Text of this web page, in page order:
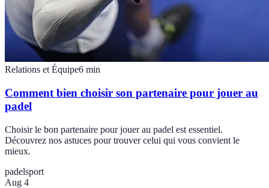
Relations et Équipe6 min
Comment bien choisir son partenaire pour jouer au
padel
Choisir le bon partenaire pour jouer au padel est essentiel.
Découvrez nos astuces pour trouver celui qui vous convient le
mieux.
padelsport
Aug 4